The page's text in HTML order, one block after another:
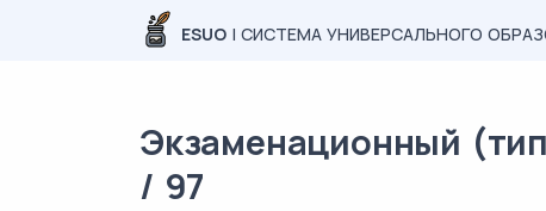
ESUO | СИСТЕМА УНИВЕРСАЛЬНОГО
Экзаменационный
/ 97